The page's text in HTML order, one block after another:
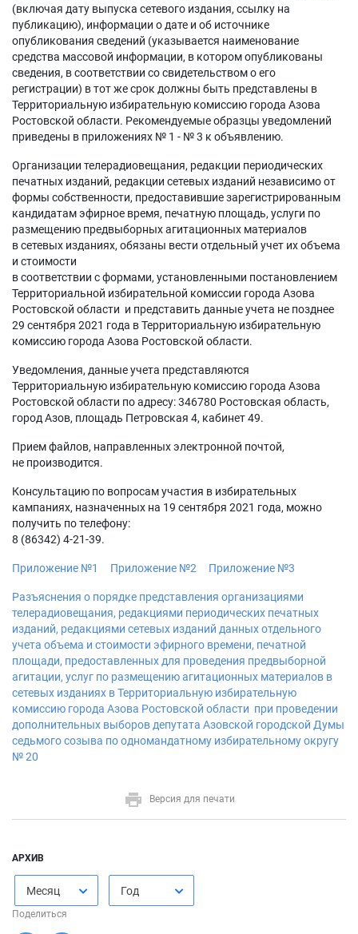
(включая дату выпуска сетевого издания, ссылку на
публикацию), информации о дате и об источнике
опубликования сведений (указывается наименование
средства массовой информации, в котором опубликованы
сведения, в соответствии со свидетельством о его
регистрации) в тот же срок должны быть представлены в
Территориальную избирательную комиссию города Азова
Ростовской области. Рекомендуемые образцы уведомлений
приведены в приложениях № 1 - № 3 к объявлению.
Организации телерадиовещания, редакции периодических
печатных изданий, редакции сетевых изданий независимо от
формы собственности, предоставившие зарегистрированным
кандидатам эфирное время, печатную площадь, услуги по
размещению предвыборных агитационных материалов
в сетевых изданиях, обязаны вести отдельный учет их объема
и стоимости
в соответствии с формами, установленными постановлением
Территориальной избирательной комиссии города Азова
Ростовской области и представить данные учета не позднее
29 сентября 2021 года в Территориальную избирательную
комиссию города Азова Ростовской области.
Уведомления, данные учета представляются
Территориальную избирательную комиссию города Азова
Ростовской области по адресу: 346780 Ростовская область,
город Азов, площадь Петровская 4, кабинет 49.
Прием файлов, направленных электронной почтой,
не производится.
Консультацию по вопросам участия в избирательных
кампаниях, назначенных на 19 сентября 2021 года, можно
получить по телефону:
8 (86342) 4-21-39.
Приложение №1 Приложение №2 Приложение №3
Разъяснения о порядке представления организациями
телерадиовещания, редакциями периодических печатных
изданий, редакциями сетевых изданий данных отдельного
учета объема и стоимости эфирного времени, печатной
площади, предоставленных для проведения предвыборной
агитации, услуг по размещению агитационных материалов в
сетевых изданиях в Территориальную избирательную
комиссию города Азова Ростовской области при проведении
дополнительных выборов депутата Азовской городской Думы
седьмого созыва по одномандатному избирательному округу
№ 20
Версия для печати
АРХИВ
Месяц Год
Поделиться